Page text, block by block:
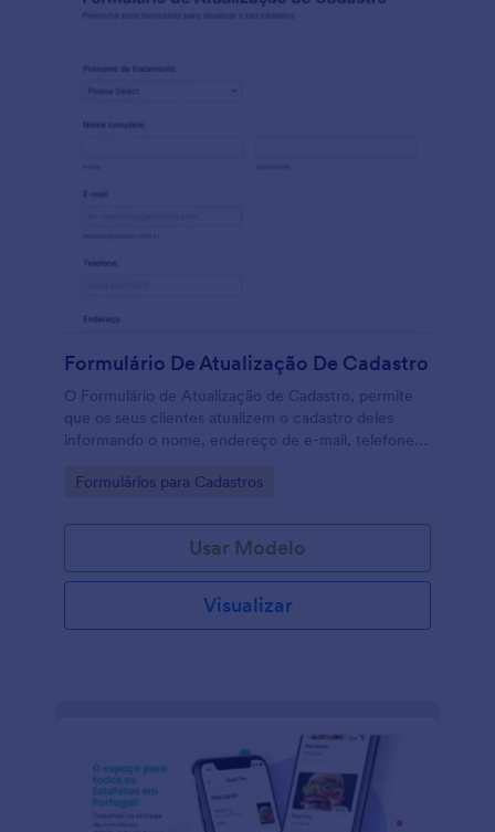
Formulário De Atualização De Cadastro
O Formulário de Atualização de Cadastro, permite
que os seus clientes atualizem o cadastro deles
informando o nome, endereço de e-mail, telefone e
Formulário de Atualização de Cadastro utilizando o
adicionar mais campos, logo da sua empresa, alterar
cores, fontes e adicionar uma imagem de fundo.
Depois disso, tu também pode incorporar este
formulário no teu website, compartilhar via e-mail
ou enviar o link para seus clientes.
Go to Category:
Formulários para Cadastros
Usar Modelo
Visualizar